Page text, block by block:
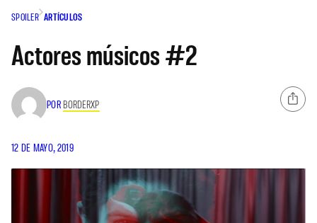
SPOILER ARTÍCULOS
Actores músicos #2
POR BORDERXP
12 DE MAYO, 2019